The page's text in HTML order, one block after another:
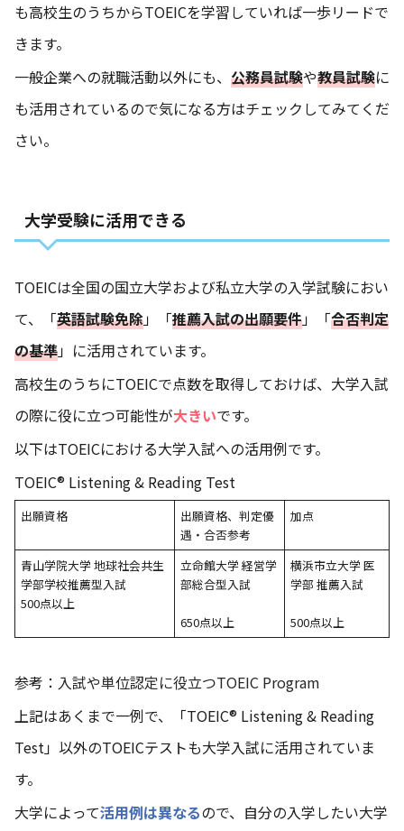
も高校生のうちからTOEICを学習していれば一歩リードで
きます。
一般企業への就職活動以外にも、 公務員試験や教員試験に
も活用されているので気になる方はチェックしてみてくだ
さい。
大学受験に活用できる
TOEICは全国の国立大学および私立大学の入学試験におい
て、「英語試験免除」「推薦入試の出願要件」「合否判定
の基準」に活用されています。
高校生のうちにTOEICで点数を取得しておけば、大学入試
の際に役に立つ可能性が大きいです。
以下はTOEICにおける大学入試への活用例です。
TOEIC® Listening & Reading Test
出願資格
出願資格、判定優
遇・合否参考
加点
青山学院大学 地球社会共生
学部学校推薦型入試
500点以上
立命館大学 経営学
部総合型入試
650点以上
横浜市立大学 医
学部 推薦入試
500点以上
参考： 入試や単位認定に役立つTOEIC Program
上記はあくまで一例で、「TOEIC® Listening & Reading
Test」以外のTOEICテストも大学入試に活用されていま
す。
大学によって活用例は異なるので、自分の入学したい大学